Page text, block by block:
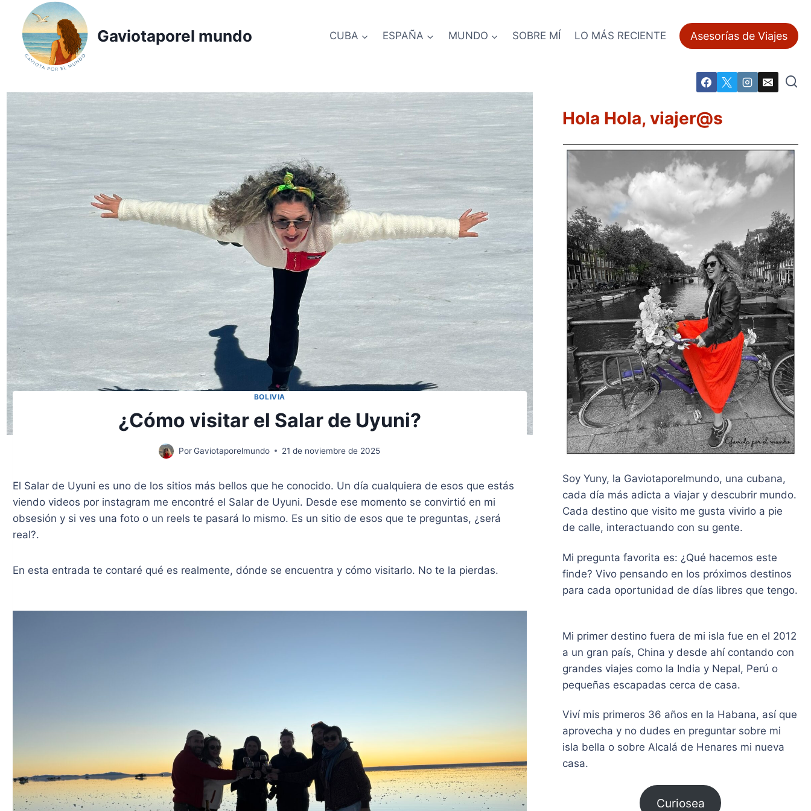
contenido
Gaviotaporel mundo CUBA ESPAÑA MUNDO SOBRE MÍ LO MÁS RECIENTE Asesorías de Viajes
BOLIVIA
¿Cómo visitar el Salar de Uyuni?
Por Gaviotaporelmundo 21 de noviembre de 2025
El Salar de Uyuni es uno de los sitios más bellos que he conocido. Un día cualquiera de esos que estás
viendo videos por instagram me encontré el Salar de Uyuni. Desde ese momento se convirtió en mi
obsesión y si ves una foto o un reels te pasará lo mismo. Es un sitio de esos que te preguntas, ¿será
real?.
En esta entrada te contaré qué es realmente, dónde se encuentra y cómo visitarlo. No te la pierdas.
Hola Hola, viajer@s
Soy Yuny, la Gaviotaporelmundo, una cubana,
cada día más adicta a viajar y descubrir mundo.
Cada destino que visito me gusta vivirlo a pie
de calle, interactuando con su gente.
Mi pregunta favorita es: ¿Qué hacemos este
finde? Vivo pensando en los próximos destinos
para cada oportunidad de días libres que tengo.
​Mi primer destino fuera de mi isla fue en el 2012
a un gran país, China y desde ahí contando con
grandes viajes como la India y Nepal, Perú o
pequeñas escapadas cerca de casa.
Viví mis primeros 36 años en la Habana, así que
aprovecha y no dudes en preguntar sobre mi
isla bella o sobre Alcalá de Henares mi nueva
casa.
Curiosea